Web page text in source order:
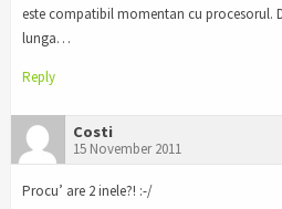
este compatibil momentan cu procesorul.
lunga…
Reply
Costi
15 November 2011
Procu’ are 2 inele?! :-/